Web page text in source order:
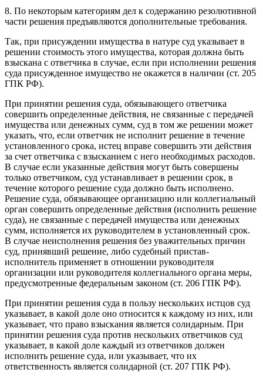
8. По некоторым категориям дел к содержанию резолютивной
части решения предъявляются дополнительные требования.
Так, при присуждении имущества в натуре суд указывает в
решении стоимость этого имущества, которая должна быть
взыскана с ответчика в случае, если при исполнении решения
суда присужденное имущество не окажется в наличии (ст. 205
ГПК РФ).
При принятии решения суда, обязывающего ответчика
совершить определенные действия, не связанные с передачей
имущества или денежных сумм, суд в том же решении может
указать, что, если ответчик не исполнит решение в течение
установленного срока, истец вправе совершить эти действия
за счет ответчика с взысканием с него необходимых расходов.
В случае если указанные действия могут быть совершены
только ответчиком, суд устанавливает в решении срок, в
течение которого решение суда должно быть исполнено.
Решение суда, обязывающее организацию или коллегиальный
орган совершить определенные действия (исполнить решение
суда), не связанные с передачей имущества или денежных
сумм, исполняется их руководителем в установленный срок.
В случае неисполнения решения без уважительных причин
суд, принявший решение, либо судебный пристав-
исполнитель применяет в отношении руководителя
организации или руководителя коллегиального органа меры,
предусмотренные федеральным законом (ст. 206 ГПК РФ).
При принятии решения суда в пользу нескольких истцов суд
указывает, в какой доле оно относится к каждому из них, или
указывает, что право взыскания является солидарным. При
принятии решения суда против нескольких ответчиков суд
указывает, в какой доле каждый из ответчиков должен
исполнить решение суда, или указывает, что их
ответственность является солидарной (ст. 207 ГПК РФ).